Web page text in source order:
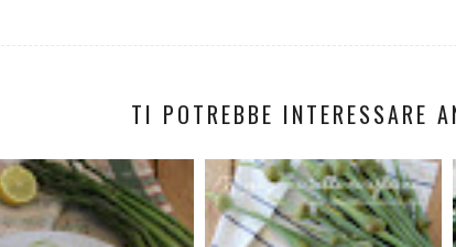
TI POTREBBE INTERESSARE